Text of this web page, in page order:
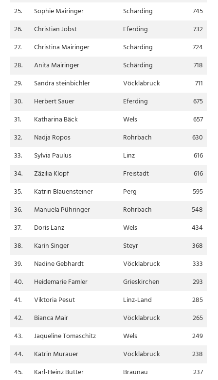
25.
Sophie Mairinger Schärding
745
26.
Christian Jobst Eferding
732
27.
Christina Mairinger Schärding
724
28.
Anita Mairinger Schärding
718
29.
Sandra steinbichler Vöcklabruck
711
30.
Herbert Sauer Eferding
675
31.
Katharina Bäck Wels
657
32.
Nadja Ropos Rohrbach
630
33.
Sylvia Paulus Linz
616
34.
Zäzilia Klopf Freistadt
616
35.
Katrin Blauensteiner Perg
595
36.
Manuela Pühringer Rohrbach
548
37.
Doris Lanz Wels
434
38.
Karin Singer Steyr
368
39.
Nadine Gebhardt Vöcklabruck
333
40.
Heidemarie Famler Grieskirchen
293
41.
Viktoria Pesut Linz-Land
285
42.
Bianca Mair Vöcklabruck
265
43.
Jaqueline Tomaschitz Wels
249
44.
Katrin Murauer Vöcklabruck
238
45.
Karl-Heinz Butter Braunau
237